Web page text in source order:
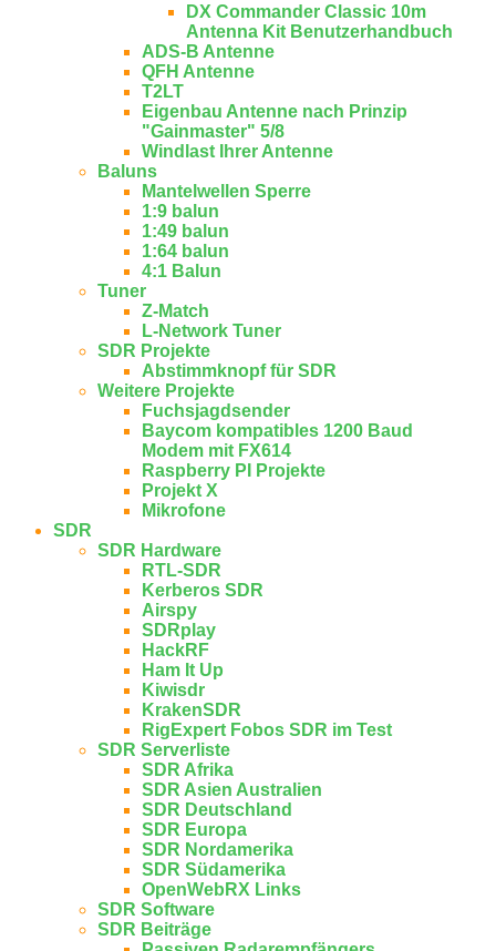
DX Commander Classic 10m
Antenna Kit Benutzerhandbuch
ADS-B Antenne
QFH Antenne
T2LT
Eigenbau Antenne nach Prinzip
"Gainmaster" 5/8
Windlast Ihrer Antenne
Baluns
Mantelwellen Sperre
1:9 balun
1:49 balun
1:64 balun
4:1 Balun
Tuner
Z-Match
L-Network Tuner
SDR Projekte
Abstimmknopf für SDR
Weitere Projekte
Fuchsjagdsender
Baycom kompatibles 1200 Baud
Modem mit FX614
Raspberry PI Projekte
Projekt X
Mikrofone
SDR
SDR Hardware
RTL-SDR
Kerberos SDR
Airspy
SDRplay
HackRF
Ham It Up
Kiwisdr
KrakenSDR
RigExpert Fobos SDR im Test
SDR Serverliste
SDR Afrika
SDR Asien Australien
SDR Deutschland
SDR Europa
SDR Nordamerika
SDR Südamerika
OpenWebRX Links
SDR Software
SDR Beiträge